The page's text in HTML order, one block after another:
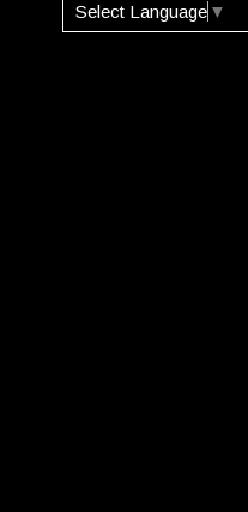
Select Language ▼